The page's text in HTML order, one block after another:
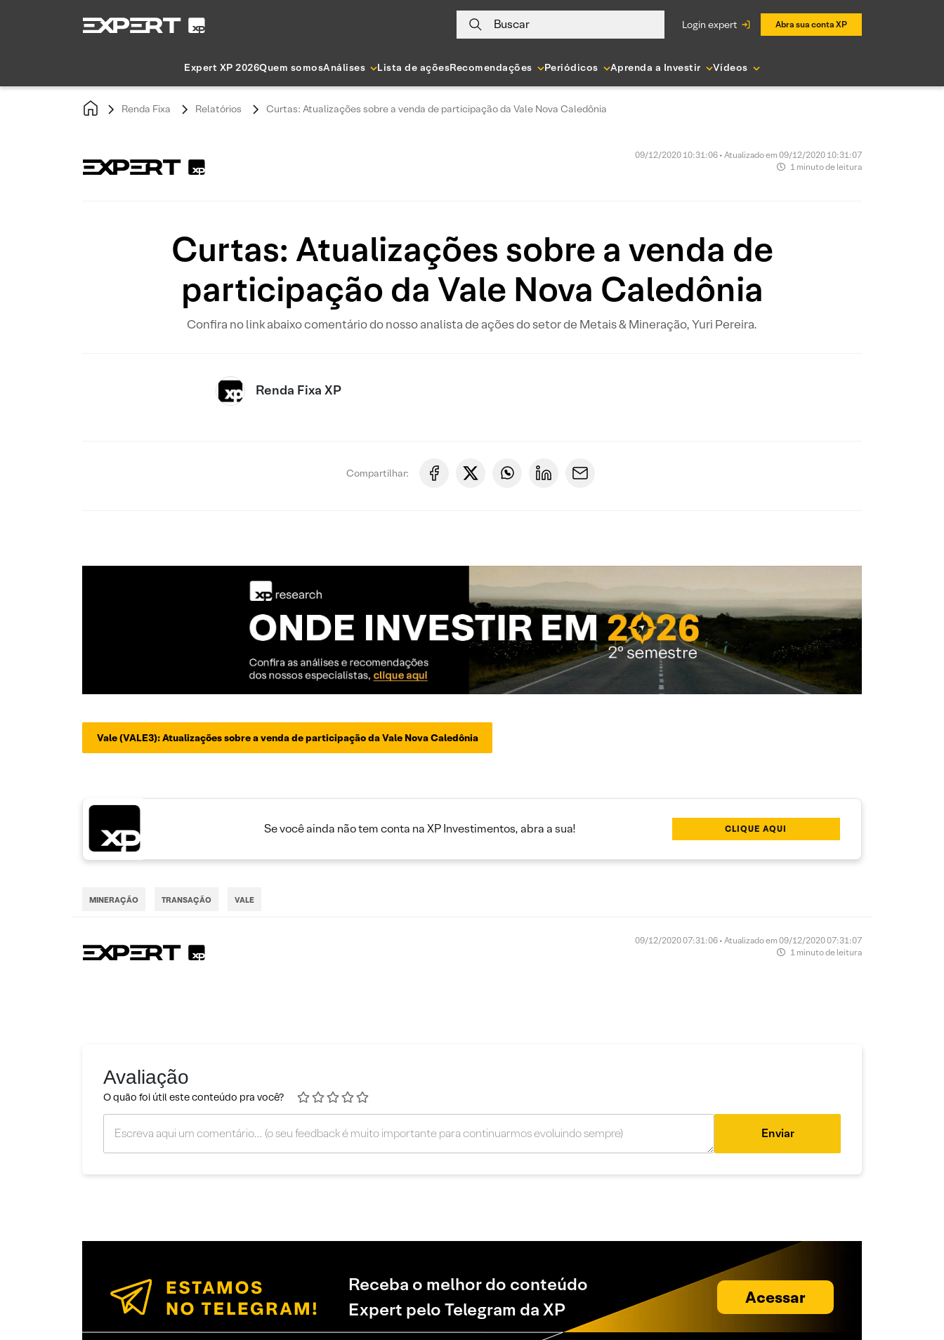
Buscar login expert Abra sua conta XP
Expert XP 2026Quem somosAnálises Lista de açõesRecomendações Periódicos Aprenda a Investir Vídeos
Renda Fixa Relatórios Curtas: Atualizações sobre a venda de participação da Vale Nova Caledônia
09/12/2020 10:31:06 • Atualizado em 09/12/2020 10:31:07
1 minuto de leitura
Curtas: Atualizações sobre a venda de
participação da Vale Nova Caledônia
Confira no link abaixo comentário do nosso analista de ações do setor de Metais & Mineração, Yuri Pereira.
Renda Fixa XP
Compartilhar:
Vale (VALE3): Atualizações sobre a venda de participação da Vale Nova Caledônia
Se você ainda não tem conta na XP Investimentos, abra a sua! CLIQUE AQUI
MINERAÇÃO TRANSAÇÃO VALE
09/12/2020 07:31:06 • Atualizado em 09/12/2020 07:31:07
1 minuto de leitura
Avaliação
O quão foi útil este conteúdo pra você?
Enviar
Receba o melhor do conteúdo
Expert pelo Telegram da XP
Acessar